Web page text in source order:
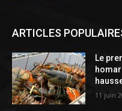
ARTICLES
Le
11 juin